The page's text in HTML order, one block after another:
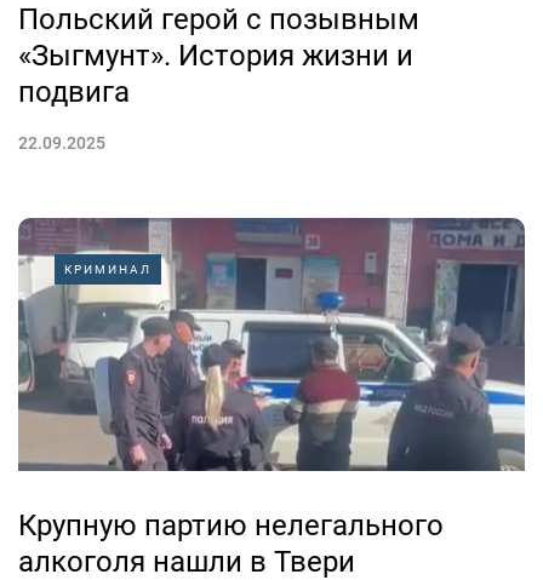
Польский герой с позывным
«Зыгмунт». История жизни и
подвига
22.09.2025
КРИМИНАЛ
Крупную партию нелегального
алкоголя нашли в Твери